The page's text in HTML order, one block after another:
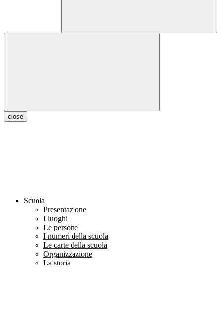
close
Scuola
Presentazione
I luoghi
Le persone
I numeri della scuola
Le carte della scuola
Organizzazione
La storia